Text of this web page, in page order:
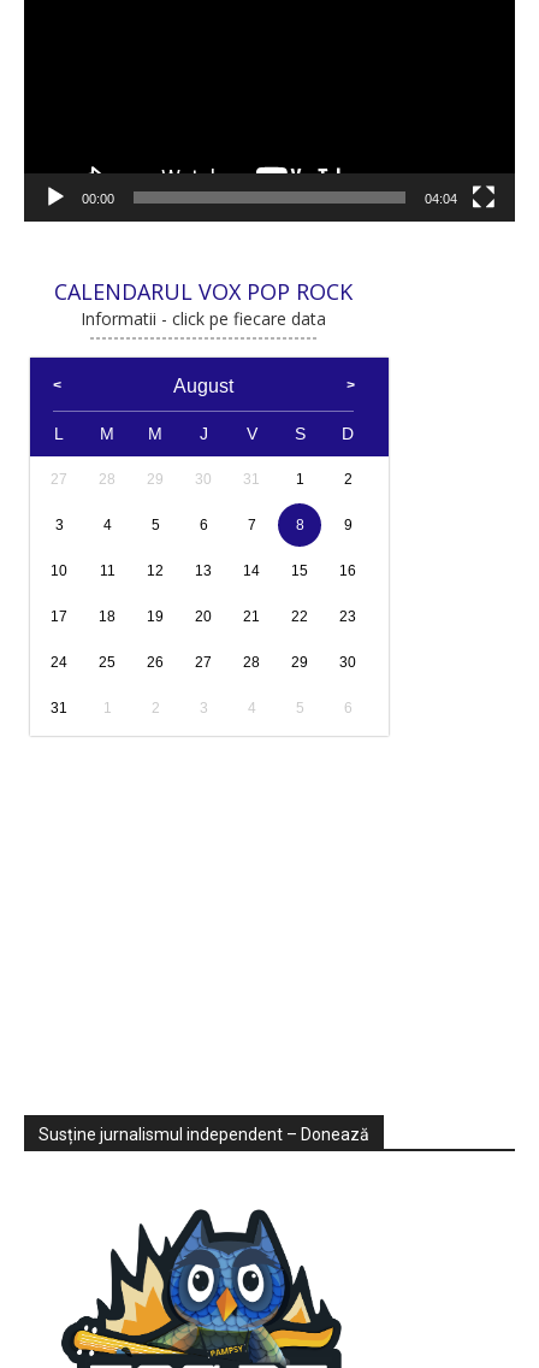
00:00 04:04
CALENDARUL VOX POP ROCK
Informatii - click pe fiecare data
August
L M M J V S D
27 28 29 30 31 1 2
3 4 5 6 7 8 9
10 11 12 13 14 15 16
17 18 19 20 21 22 23
24 25 26 27 28 29 30
31 1 2 3 4 5 6
Sondaje
Video
Susține jurnalismul independent – Donează